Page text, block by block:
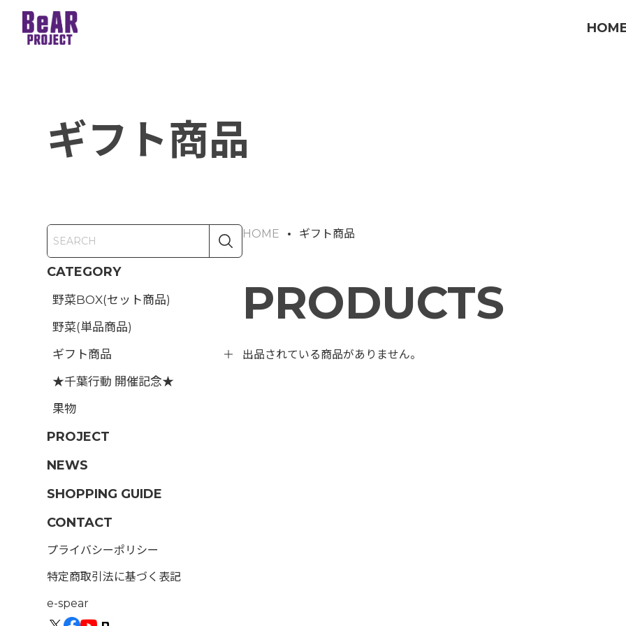
ギフト商品
CATEGORY
野菜BOX(セット商品)
野菜(単品商品)
ギフト商品
★千葉行動 開催記念★
果物
PROJECT
NEWS
SHOPPING GUIDE
CONTACT
プライバシーポリシー
特定商取引法に基づく表記
e-spear
HOME ギフト商品
PRODUCTS
出品されている商品がありません。